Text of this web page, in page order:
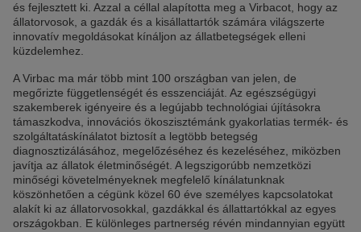
és fejlesztett ki. Azzal a céllal alapította meg a Virbacot, hogy az
állatorvosok, a gazdák és a kisállattartók számára világszerte
innovatív megoldásokat kínáljon az állatbetegségek elleni
küzdelemhez.
A Virbac ma már több mint 100 országban van jelen, de
megőrizte függetlenségét és esszenciáját. Az egészségügyi
szakemberek igényeire és a legújabb technológiai újításokra
támaszkodva, innovációs ökoszisztémánk gyakorlatias termék- és
szolgáltatáskínálatot biztosít a legtöbb betegség
diagnosztizálásához, megelőzéséhez és kezeléséhez, miközben
javítja az állatok életminőségét. A legszigorúbb nemzetközi
minőségi követelményeknek megfelelő kínálatunknak
köszönhetően a cégünk közel 60 éve személyes kapcsolatokat
alakít ki az állatorvosokkal, gazdákkal és állattartókkal az egyes
országokban. E különleges partnerség révén mindannyian együtt